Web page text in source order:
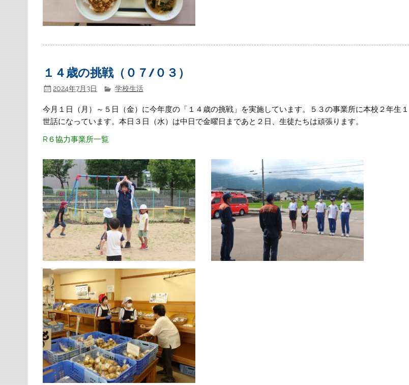
１４歳の挑戦（０７/０３）
2024年7月3日 学校生活
今月１日（月）～５日（金）に今年度の「１４歳の挑戦」を実施しています。５３の事業所に本校２年生
世話になっています。本日３日（水）は中日で金曜日まであと２日、生徒たちは頑張ります。
R６協力事業所一覧